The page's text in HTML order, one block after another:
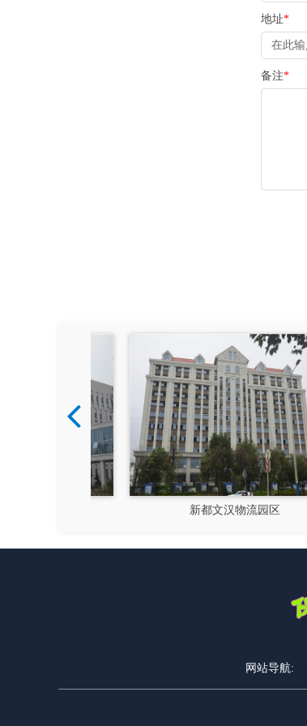
地址*
备注*
新都文汉物流园区
网站导航: